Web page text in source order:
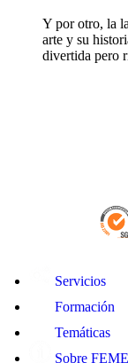
Y por otro, la
arte y su
divertida pero
Servicios
Formación
Temáticas
Sobre